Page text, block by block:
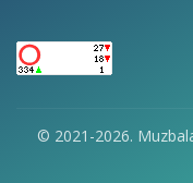
© 2021-2026.